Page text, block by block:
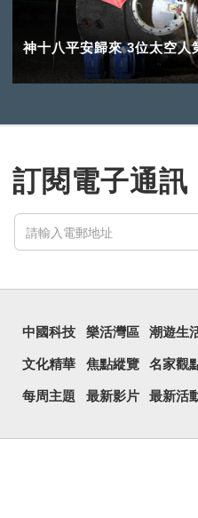
神十八平安歸來 3位太空
訂閱電子通訊
中國科技 樂活灣區 潮遊生
文化精華 焦點縱覽 名家觀
每周主題 最新影片 最新活